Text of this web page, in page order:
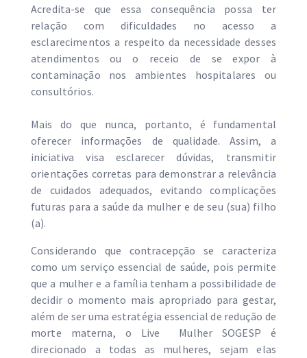
Acredita-se que essa consequência possa ter
relação com dificuldades no acesso a
esclarecimentos a respeito da necessidade desses
atendimentos ou o receio de se expor à
contaminação nos ambientes hospitalares ou
consultórios.
Mais do que nunca, portanto, é fundamental
oferecer informações de qualidade. Assim, a
iniciativa visa esclarecer dúvidas, transmitir
orientações corretas para demonstrar a relevância
de cuidados adequados, evitando complicações
futuras para a saúde da mulher e de seu (sua) filho
(a).
Considerando que contracepção se caracteriza
como um serviço essencial de saúde, pois permite
que a mulher e a família tenham a possibilidade de
decidir o momento mais apropriado para gestar,
além de ser uma estratégia essencial de redução de
morte materna, o Live Mulher SOGESP é
direcionado a todas as mulheres, sejam elas